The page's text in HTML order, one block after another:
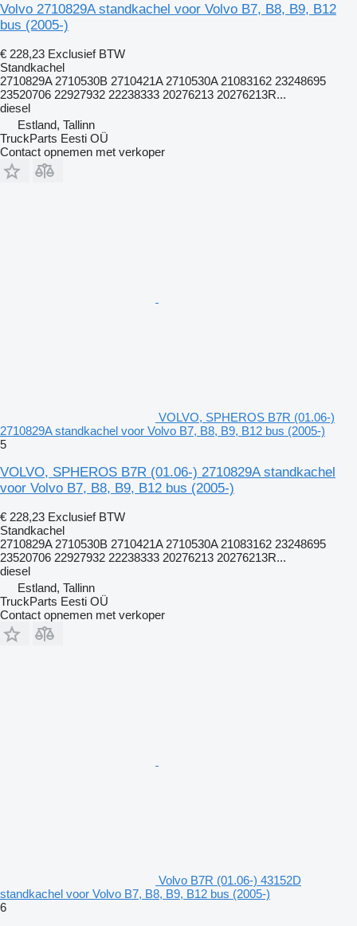
Volvo 2710829A standkachel voor Volvo B7, B8, B9, B12
bus (2005-)
€ 228,23 Exclusief BTW
Standkachel
2710829A 2710530B 2710421A 2710530A 21083162 23248695
23520706 22927932 22238333 20276213 20276213R...
diesel
Estland, Tallinn
TruckParts Eesti OÜ
Contact opnemen met verkoper
VOLVO, SPHEROS B7R (01.06-)
2710829A standkachel voor Volvo B7, B8, B9, B12 bus (2005-)
5
VOLVO, SPHEROS B7R (01.06-) 2710829A standkachel
voor Volvo B7, B8, B9, B12 bus (2005-)
€ 228,23 Exclusief BTW
Standkachel
2710829A 2710530B 2710421A 2710530A 21083162 23248695
23520706 22927932 22238333 20276213 20276213R...
diesel
Estland, Tallinn
TruckParts Eesti OÜ
Contact opnemen met verkoper
Volvo B7R (01.06-) 43152D
standkachel voor Volvo B7, B8, B9, B12 bus (2005-)
6